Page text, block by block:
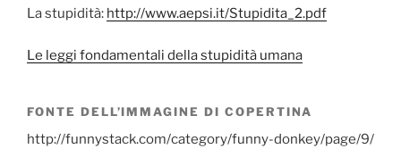
La stupidità: http://www.aepsi.it/Stupidita_2.pdf
Le leggi fondamentali della stupidità umana
FONTE DELL’IMMAGINE DI COPERTINA
http://funnystack.com/category/funny-donkey/page/9/